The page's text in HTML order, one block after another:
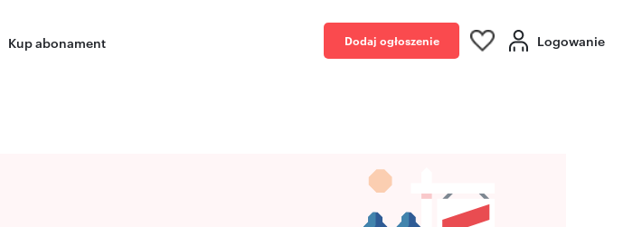
Kup abonament Dodaj ogłoszenie Logowanie